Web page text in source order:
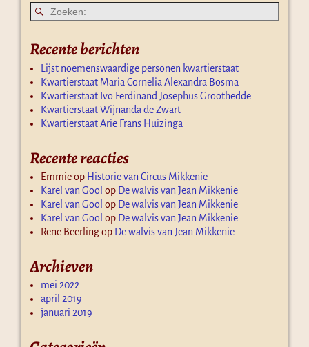
Recente berichten
Lijst noemenswaardige personen kwartierstaat
Kwartierstaat Maria Cornelia Alexandra Bosma
Kwartierstaat Ivo Ferdinand Josephus Groothedde
Kwartierstaat Wijnanda de Zwart
Kwartierstaat Arie Frans Huizinga
Recente reacties
Emmieop Historie van Circus Mikkenie
Karel van Gool op De walvis van Jean Mikkenie
Karel van Gool op De walvis van Jean Mikkenie
Karel van Gool op De walvis van Jean Mikkenie
Rene Beerlingop De walvis van Jean Mikkenie
Archieven
mei 2022
april 2019
januari 2019